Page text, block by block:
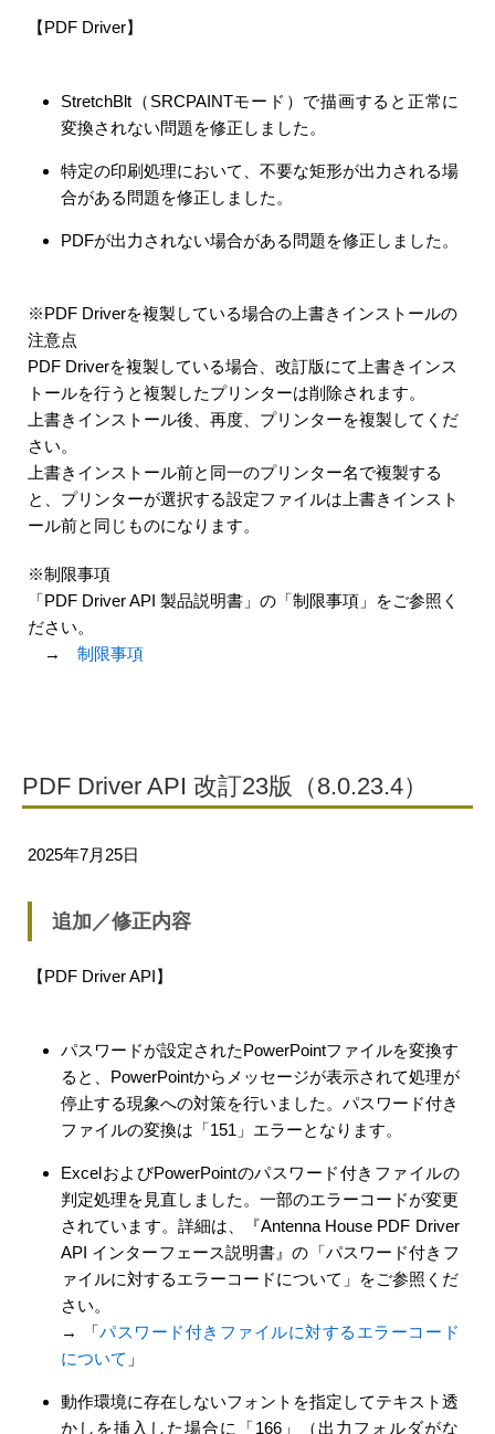
【PDF Driver】
StretchBlt（SRCPAINTモード）で描画すると正常に
変換されない問題を修正しました。
特定の印刷処理において、不要な矩形が出力される場
合がある問題を修正しました。
PDFが出力されない場合がある問題を修正しました。
※PDF Driverを複製している場合の上書きインストールの
注意点
PDF Driverを複製している場合、改訂版にて上書きインス
トールを行うと複製したプリンターは削除されます。
上書きインストール後、再度、プリンターを複製してくだ
さい。
上書きインストール前と同一のプリンター名で複製する
と、プリンターが選択する設定ファイルは上書きインスト
ール前と同じものになります。
※制限事項
「PDF Driver API 製品説明書」の「制限事項」をご参照く
ださい。
→ 制限事項
PDF Driver API 改訂23版（8.0.23.4）
2025年7月25日
追加／修正内容
【PDF Driver API】
パスワードが設定されたPowerPointファイルを変換す
ると、PowerPointからメッセージが表示されて処理が
停止する現象への対策を行いました。パスワード付き
ファイルの変換は「151」エラーとなります。
ExcelおよびPowerPointのパスワード付きファイルの
判定処理を見直しました。一部のエラーコードが変更
されています。詳細は、『Antenna House PDF Driver
API インターフェース説明書』の「パスワード付きフ
ァイルに対するエラーコードについて」をご参照くだ
さい。
→ 「パスワード付きファイルに対するエラーコード
について 」
動作環境に存在しないフォントを指定してテキスト透
かしを挿入した場合に「166」（出力フォルダがな